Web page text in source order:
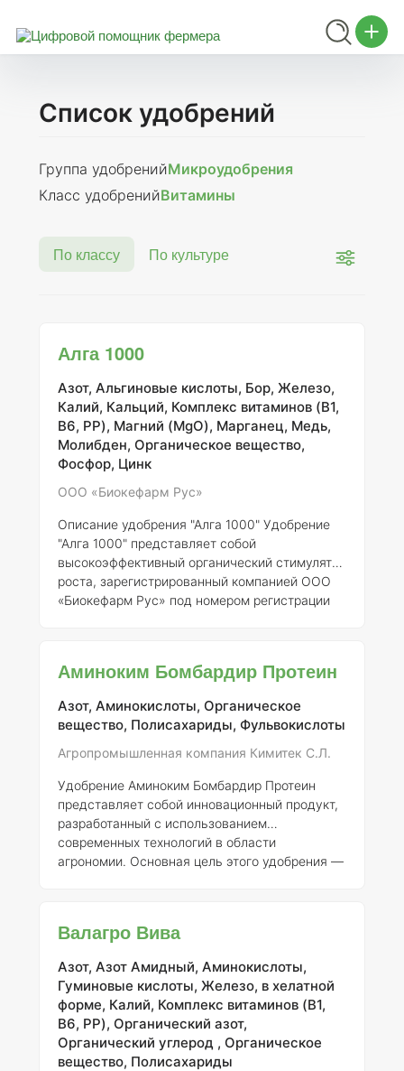
Список удобрений
Группа удобренийМикроудобрения
Класс удобренийВитамины
По классу По культуре
Алга 1000
Азот, Альгиновые кислоты, Бор, Железо,
Калий, Кальций, Комплекс витаминов (B1,
B6, PP), Магний (MgO), Марганец, Медь,
Молибден, Органическое вещество,
Фосфор, Цинк
ООО «Биокефарм Рус»
Описание удобрения "Алга 1000"Удобрение
"Алга 1000" представляет собой
высокоэффективный органический стимулятор
роста, зарегистрированный компанией ООО
«Биокефарм Рус» под номером регистрации
растений и способствует повышению их
элементов"Алга 1000" содержит
сбалансированный набор микроэлементов,
необходимых для оптимального роста
0,5% - Фосфор (P) – 0,2% - К
Аминоким Бомбардир Протеин
Азот, Аминокислоты, Органическое
вещество, Полисахариды, Фульвокислоты
Агропромышленная компания Кимитек С.Л.
Удобрение Аминоким Бомбардир Протеин
представляет собой инновационный продукт,
разработанный с использованием
современных технологий в области
агрономии. Основная цель этого удобрения —
реализована эффективная кооперация между
стран, а также научным отделом компании
Кимитек, что позволило достичь высоких
результатов в улучшении качества
сельскохозяйственной продукции. Аминоким
Бомбарди
Валагро Вива
Азот, Азот Амидный, Аминокислоты,
Гуминовые кислоты, Железо, в хелатной
форме, Калий, Комплекс витаминов (B1,
B6, PP), Органический азот,
Органический углерод , Органическое
вещество, Полисахариды